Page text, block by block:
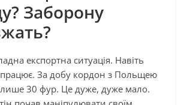
Заборону
експортна ситуація. Навіть
За добу кордон з Польщею
30 фур. Це дуже, дуже мало.